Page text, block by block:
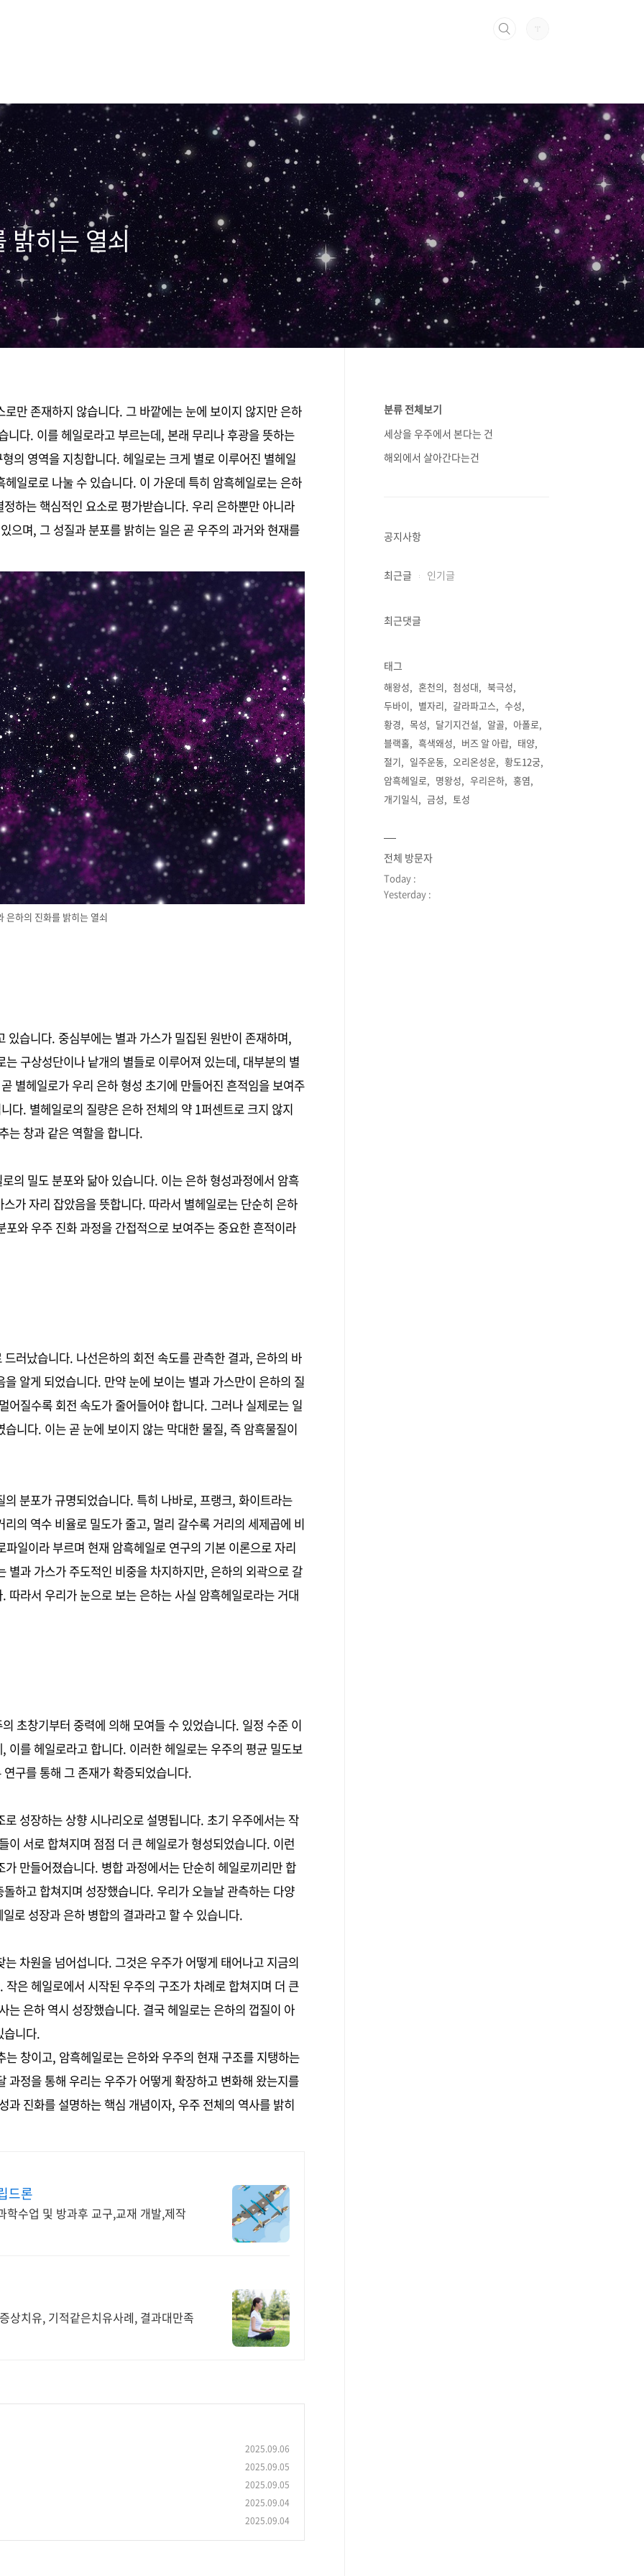
밝히는 열쇠
만 존재하지 않습니다. 그 바깥에는 눈에 보이지 않지만 은하
니다. 이를 헤일로라고 부르는데, 본래 무리나 후광을 뜻하는
의 영역을 지칭합니다. 헤일로는 크게 별로 이루어진 별헤일
일로로 나눌 수 있습니다. 이 가운데 특히 암흑헤일로는 은하
하는 핵심적인 요소로 평가받습니다. 우리 은하뿐만 아니라
으며, 그 성질과 분포를 밝히는 일은 곧 우주의 과거와 현재를
은하의 진화를 밝히는 열쇠
있습니다. 중심부에는 별과 가스가 밀집된 원반이 존재하며,
구상성단이나 낱개의 별들로 이루어져 있는데, 대부분의 별
별헤일로가 우리 은하 형성 초기에 만들어진 흔적임을 보여주
다. 별헤일로의 질량은 은하 전체의 약 1퍼센트로 크지 않지
는 창과 같은 역할을 합니다.
의 밀도 분포와 닮아 있습니다. 이는 은하 형성과정에서 암흑
가 자리 잡았음을 뜻합니다. 따라서 별헤일로는 단순히 은하
와 우주 진화 과정을 간접적으로 보여주는 중요한 흔적이라
러났습니다. 나선은하의 회전 속도를 관측한 결과, 은하의 바
알게 되었습니다. 만약 눈에 보이는 별과 가스만이 은하의 질
어질수록 회전 속도가 줄어들어야 합니다. 그러나 실제로는 일
니다. 이는 곧 눈에 보이지 않는 막대한 물질, 즉 암흑물질이
분포가 규명되었습니다. 특히 나바로, 프랭크, 화이트라는
의 역수 비율로 밀도가 줄고, 멀리 갈수록 거리의 세제곱에 비
일이라 부르며 현재 암흑헤일로 연구의 기본 이론으로 자리
별과 가스가 주도적인 비중을 차지하지만, 은하의 외곽으로 갈
따라서 우리가 눈으로 보는 은하는 사실 암흑헤일로라는 거대
초창기부터 중력에 의해 모여들 수 있었습니다. 일정 수준 이
이를 헤일로라고 합니다. 이러한 헤일로는 우주의 평균 밀도보
구를 통해 그 존재가 확증되었습니다.
성장하는 상향 시나리오로 설명됩니다. 초기 우주에서는 작
이 서로 합쳐지며 점점 더 큰 헤일로가 형성되었습니다. 이런
만들어졌습니다. 병합 과정에서는 단순히 헤일로끼리만 합
하고 합쳐지며 성장했습니다. 우리가 오늘날 관측하는 다양
로 성장과 은하 병합의 결과라고 할 수 있습니다.
차원을 넘어섭니다. 그것은 우주가 어떻게 태어나고 지금의
은 헤일로에서 시작된 우주의 구조가 차례로 합쳐지며 더 큰
는 은하 역시 성장했습니다. 결국 헤일로는 은하의 껍질이 아
습니다.
창이고, 암흑헤일로는 은하와 우주의 현재 구조를 지탱하는
과정을 통해 우리는 우주가 어떻게 확장하고 변화해 왔는지를
과 진화를 설명하는 핵심 개념이자, 우주 전체의 역사를 밝히
드론
수업 및 방과후 교구,교재 개발,제작
상치유, 기적같은치유사례, 결과대만족
2025.09.06
2025.09.05
2025.09.05
2025.09.04
2025.09.04
분류 전체보기
세상을 우주에서 본다는 건
해외에서 살아간다는건
공지사항
최근글 인기글
최근댓글
태그
해왕성 혼천의 첨성대
북극성
두바이
별자리 갈라파고스
수성
황경
목성 달기지건설 알골
아폴로
블랙홀
흑색왜성 버즈 알 아랍
태양
절기
일주운동 오리온성운
황도12궁
암흑헤일로
명왕성 우리은하
홍염
개기일식
금성 토성
전체 방문자
Today :
Yesterday :